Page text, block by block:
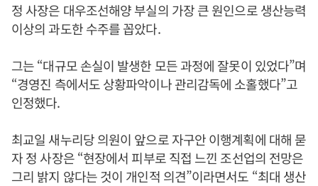
정 사장은 대우조선해양 부실의 가장 큰 원인으로 생산능력
이상의 과도한 수주를 꼽았다.
그는 “대규모 손실이 발생한 모든 과정에 잘못이 있었다”며
“경영진 측에서도 상황파악이나 관리감독에 소홀했다”고
인정했다.
최교일 새누리당 의원이 앞으로 자구안 이행계획에 대해 묻
자 정 사장은 “현장에서 피부로 직접 느낀 조선업의 전망은
그리 밝지 않다는 것이 개인적 의견”이라면서도 “최대 생산